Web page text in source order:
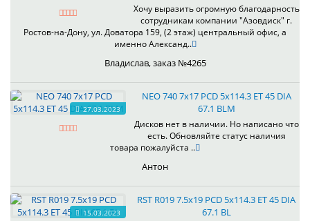
Хочу выразить огромную благодарность
сотрудникам компании "Азовдиск" г.
Ростов-на-Дону, ул. Доватора 159, (2 этаж) центральный офис, а
именно Александ..
Владислав, заказ №4265
27.03.2023
NEO 740 7x17 PCD 5x114.3 ET 45 DIA
67.1 BLM
Дисков нет в наличии. Но написано что
есть. Обновляйте статус наличия
товара пожалуйста ..
Антон
15.03.2023
RST R019 7.5x19 PCD 5x114.3 ET 45 DIA
67.1 BL